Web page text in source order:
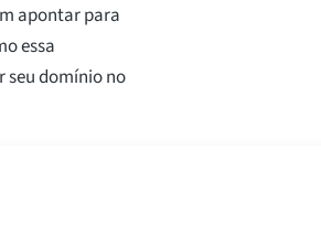
apontar para
essa
seu domínio no